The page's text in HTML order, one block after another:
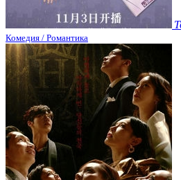
Комедия / Романтика